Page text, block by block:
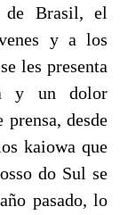
de Brasil, el
y a los
les presenta
y un dolor
desde
kaiowa que
do Sul se
pasado, lo